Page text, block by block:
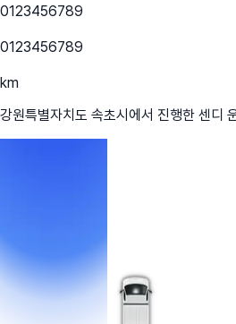
0123456789
0123456789
km
강원특별자치도 속초시 에서 진행한 센디